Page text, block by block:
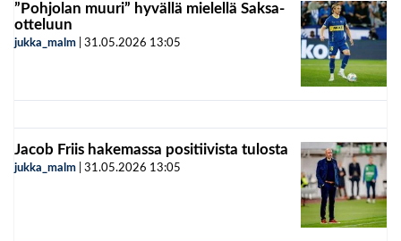
”Pohjolan muuri” hyvällä mielellä Saksa-
otteluun
jukka_malm 31.05.2026 13:05
Jacob Friis hakemassa positiivista tulosta
jukka_malm 31.05.2026 13:05